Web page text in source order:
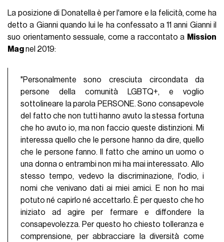
La posizione di Donatella è per l'amore e la felicità, come ha
detto a Gianni quando lui le ha confessato a 11 anni Gianni il
suo orientamento sessuale, come a raccontato a Mission
Magnel 2019:
"Personalmente sono cresciuta circondata da
persone della comunità LGBTQ+, e voglio
sottolineare la parola PERSONE. Sono consapevole
del fatto che non tutti hanno avuto la stessa fortuna
che ho avuto io, ma non faccio queste distinzioni. Mi
interessa quello che le persone hanno da dire, quello
che le persone fanno. Il fatto che amino un uomo o
una donna o entrambi non mi ha mai interessato. Allo
stesso tempo, vedevo la discriminazione, l'odio, i
nomi che venivano dati ai miei amici. E non ho mai
potuto né capirlo né accettarlo. È per questo che ho
iniziato ad agire per fermare e diffondere la
consapevolezza. Per questo ho chiesto tolleranza e
comprensione, per abbracciare la diversità come